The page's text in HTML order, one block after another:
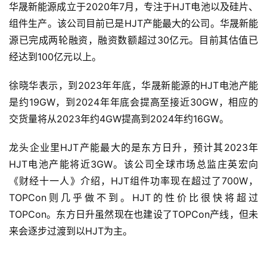
旅
行
家
车
讯
报
专
登录 注册
华晟新能源成立于2020年7月，专注于HJT电池以及硅片、
组件生产。该公司目前已是HJT产能最大的公司。华晟新能
源已完成两轮融资，融资数额超过30亿元。目前其估值已
经达到100亿元以上。
徐晓华表示，到2023年年底，华晟新能源的HJT电池产能
是约19GW，到2024年年底会提高至接近30GW，相应的
交货量将从2023年约4GW提高到2024年约16GW。
龙头企业里HJT产能最大的是东方日升，预计其2023年
HJT电池产能将近3GW。该公司全球市场总监庄英宏向
《财经十一人》介绍，HJT组件功率现在超过了700W，
TOPCon则几乎做不到。HJT的性价比很快将超过
TOPCon。东方日升虽然现在也建设了TOPCon产线，但未
来会逐步过渡到以HJT为主。